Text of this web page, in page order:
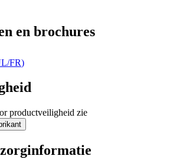
en brochures
FR)
productveiligheid zie